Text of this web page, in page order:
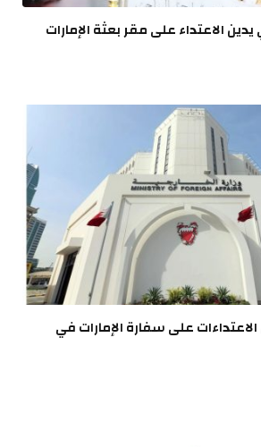
يدين الاعتداء على مقر بعثة الإمارات
على سفارة الإمارات في